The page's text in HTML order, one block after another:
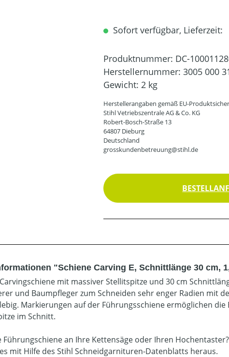
Sofort verfügbar, Lieferzeit:
Produktnummer: DC-
Herstellernummer: 3005 000
Gewicht: 2 kg
Herstellerangaben gemäß EU-
Stihl Vetriebszentrale AG & Co. KG
Robert-Bosch-Straße 13
64807 Dieburg
Deutschland
grosskundenbetreuung@stihl.de
"Schiene Carving E, Schnittlänge 30 cm,
mit massiver Stellitspitze und 30 cm
und Baumpfleger zum Schneiden sehr enger Radien mit
Markierungen auf der Führungsschiene ermöglichen
im Schnitt.
Führungschiene an Ihre Kettensäge oder Ihren Hochentaster?
mit Hilfe des Stihl Schneidgarnituren-Datenblatts heraus.